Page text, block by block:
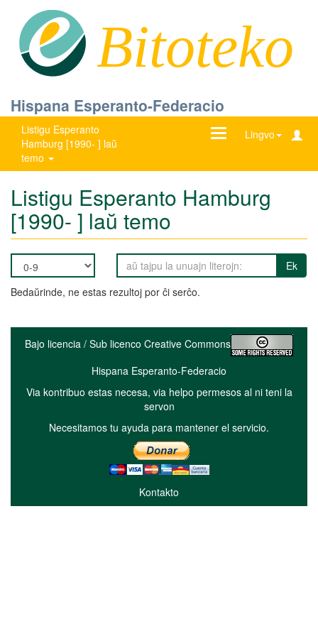
Bitoteko
Hispana Esperanto-Federacio
Listigu Esperanto
Hamburg [1990- ] laŭ
temo
Lingvo
Ŝanĝu
Listigu Esperanto Hamburg
[1990- ] laŭ temo
Ek
Bedaŭrinde, ne estas rezultoj por ĉi serĉo.
Bajo licencia / Sub licenco Creative Commons
Hispana Esperanto-Federacio
Via kontribuo estas necesa, via helpo permesos al ni teni la
servon
Necesitamos tu ayuda para mantener el servicio.
Kontakto